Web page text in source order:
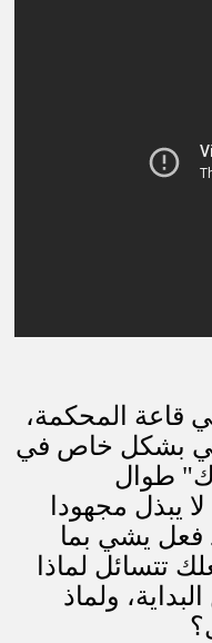
قاعة المحكمة،
بشكل خاص في
طوال
يبذل مجهودا
فعل يشي بما
تتسائل لماذا
ولماذ